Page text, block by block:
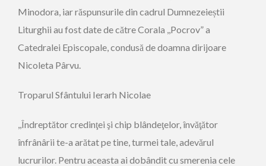
Minodora, iar răspunsurile din cadrul Dumnezeieștii
Liturghii au fost date de către Corala ,,Pocrov” a
Catedralei Episcopale, condusă de doamna dirijoare
Nicoleta Pârvu.
Troparul Sfântului Ierarh Nicolae
,,Îndreptător credinţei şi chip blândeţelor, învăţător
înfrânârii te-a arătat pe tine, turmei tale, adevărul
lucrurilor. Pentru aceasta ai dobândit cu smerenia cele